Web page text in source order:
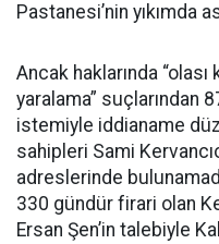
Pastanesi’nin yıkımda
Ancak haklarında
yaralama” suçlarından
istemiyle iddianame
sahipleri Sami
adreslerinde
330 gündür firari olan
Ersan Şen’in talebiyle